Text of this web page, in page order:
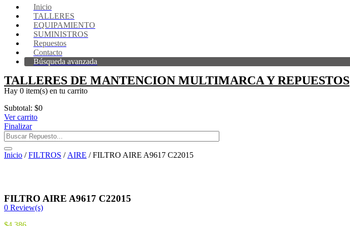
Inicio
TALLERES
EQUIPAMIENTO
SUMINISTROS
Repuestos
Contacto
Búsqueda avanzada
TALLERES DE MANTENCION MULTIMARCA Y REPUESTOS
Hay 0 item(s) en tu carrito
Subtotal: $0
Ver carrito
Finalizar
Inicio /FILTROS / AIRE / FILTRO AIRE A9617 C22015
FILTRO AIRE A9617 C22015
0 Review(s)